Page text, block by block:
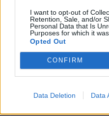
I want to opt-out of
Retention, Sale, and/or
Personal Data that Is
Purposes for which it
Opted Out
CONFIRM
Data Deletion Data
Líbí
Oblibené
Sledované diskuze
no